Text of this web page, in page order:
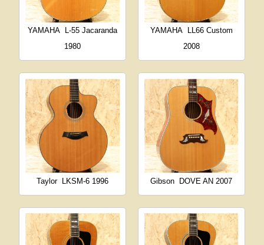
YAMAHA
L-55 Jacaranda
1980
YAMAHA
LL66 Custom
2008
Taylor LKSM-6 1996 Gibson DOVE AN 2007